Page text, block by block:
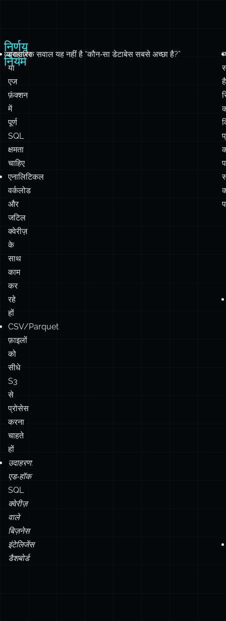
ब्राउज़र
या
एज
फ़ंक्शन
में
पूर्ण
SQL
क्षमता
चाहिए
एनालिटिकल
वर्कलोड
और
जटिल
क्वेरीज़
के
साथ
काम
कर
रहे
हों
CSV/Parquet
फ़ाइलों
को
सीधे
S3
से
प्रोसेस
करना
चाहते
हों
उदाहरण:
एड‑हॉक
SQL
निर्णय
नियम
व्यावहारिक सवाल यह नहीं है “कौन‑सा डेटाबेस सबसे अच्छा है?”